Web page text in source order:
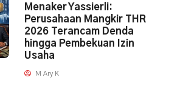
Menaker Yassierli:
Perusahaan Mangkir THR
2026 Terancam Denda
hingga Pembekuan Izin
Usaha
M Ary K